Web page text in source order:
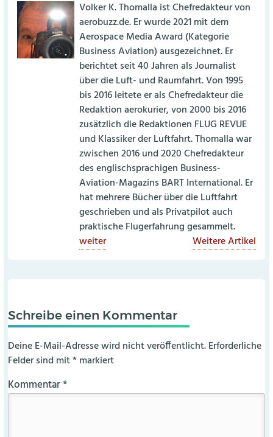
Volker K. Thomalla ist Chefredakteur von
aerobuzz.de. Er wurde 2021 mit dem
Aerospace Media Award (Kategorie
Business Aviation) ausgezeichnet. Er
berichtet seit 40 Jahren als Journalist
über die Luft- und Raumfahrt. Von 1995
bis 2016 leitete er als Chefredakteur die
Redaktion aerokurier, von 2000 bis 2016
zusätzlich die Redaktionen FLUG REVUE
und Klassiker der Luftfahrt. Thomalla war
zwischen 2016 und 2020 Chefredakteur
des englischsprachigen Business-
Aviation-Magazins BART International. Er
hat mehrere Bücher über die Luftfahrt
geschrieben und als Privatpilot auch
praktische Flugerfahrung gesammelt.
weiter
Weitere Artikel
Schreibe einen Kommentar
Deine E-Mail-Adresse wird nicht veröffentlicht. Erforderliche
Felder sind mit*markiert
Kommentar*